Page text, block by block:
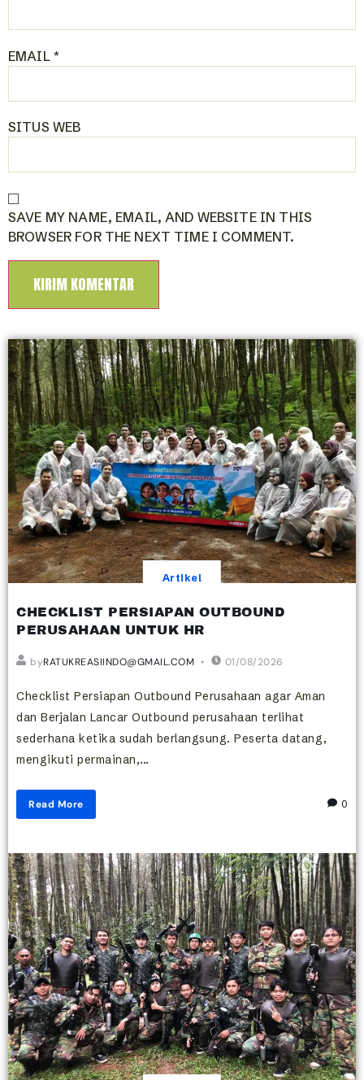
EMAIL *
SITUS WEB
SAVE MY NAME, EMAIL, AND WEBSITE IN THIS
BROWSER FOR THE NEXT TIME I COMMENT.
Artikel
CHECKLIST PERSIAPAN OUTBOUND
PERUSAHAAN UNTUK HR
byRATUKREASIINDO@GMAIL.COM 01/08/2026
Checklist Persiapan Outbound Perusahaan agar Aman
dan Berjalan Lancar Outbound perusahaan terlihat
sederhana ketika sudah berlangsung. Peserta datang,
mengikuti permainan,...
Read More 0